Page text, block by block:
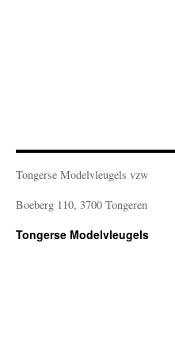
Tongerse Modelvleugels vzw
Boeberg 110, 3700 Tongeren
Tongerse Modelvleugels